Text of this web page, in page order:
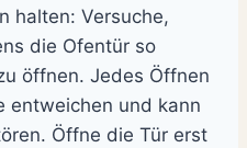
halten: Versuche,
die Ofentür so
öffnen. Jedes Öffnen
entweichen und kann
Öffne die Tür erst